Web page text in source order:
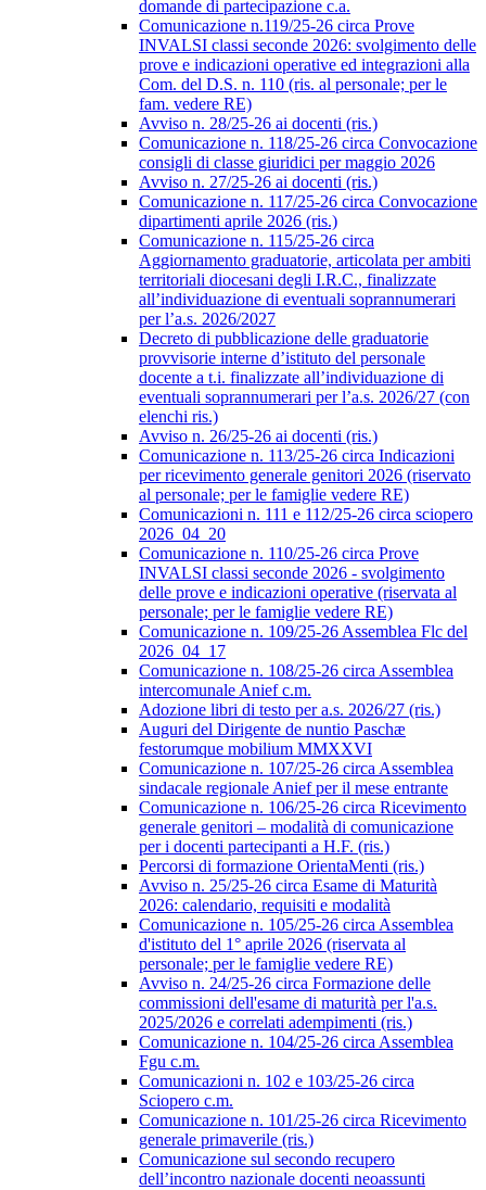
domande di partecipazione c.a.
Comunicazione n.119/25-26 circa Prove
INVALSI classi seconde 2026: svolgimento delle
prove e indicazioni operative ed integrazioni alla
Com. del D.S. n. 110 (ris. al personale; per le
fam. vedere RE)
Avviso n. 28/25-26 ai docenti (ris.)
Comunicazione n. 118/25-26 circa Convocazione
consigli di classe giuridici per maggio 2026
Avviso n. 27/25-26 ai docenti (ris.)
Comunicazione n. 117/25-26 circa Convocazione
dipartimenti aprile 2026 (ris.)
Comunicazione n. 115/25-26 circa
Aggiornamento graduatorie, articolata per ambiti
territoriali diocesani degli I.R.C., finalizzate
all’individuazione di eventuali soprannumerari
per l’a.s. 2026/2027
Decreto di pubblicazione delle graduatorie
provvisorie interne d’istituto del personale
docente a t.i. finalizzate all’individuazione di
eventuali soprannumerari per l’a.s. 2026/27 (con
elenchi ris.)
Avviso n. 26/25-26 ai docenti (ris.)
Comunicazione n. 113/25-26 circa Indicazioni
per ricevimento generale genitori 2026 (riservato
al personale; per le famiglie vedere RE)
Comunicazioni n. 111 e 112/25-26 circa sciopero
2026_04_20
Comunicazione n. 110/25-26 circa Prove
INVALSI classi seconde 2026 - svolgimento
delle prove e indicazioni operative (riservata al
personale; per le famiglie vedere RE)
Comunicazione n. 109/25-26 Assemblea Flc del
2026_04_17
Comunicazione n. 108/25-26 circa Assemblea
intercomunale Anief c.m.
Adozione libri di testo per a.s. 2026/27 (ris.)
Auguri del Dirigente de nuntio Paschæ
festorumque mobilium MMXXVI
Comunicazione n. 107/25-26 circa Assemblea
sindacale regionale Anief per il mese entrante
Comunicazione n. 106/25-26 circa Ricevimento
generale genitori – modalità di comunicazione
per i docenti partecipanti a H.F. (ris.)
Percorsi di formazione OrientaMenti (ris.)
Avviso n. 25/25-26 circa Esame di Maturità
2026: calendario, requisiti e modalità
Comunicazione n. 105/25-26 circa Assemblea
d'istituto del 1° aprile 2026 (riservata al
personale; per le famiglie vedere RE)
Avviso n. 24/25-26 circa Formazione delle
commissioni dell'esame di maturità per l'a.s.
2025/2026 e correlati adempimenti (ris.)
Comunicazione n. 104/25-26 circa Assemblea
Fgu c.m.
Comunicazioni n. 102 e 103/25-26 circa
Sciopero c.m.
Comunicazione n. 101/25-26 circa Ricevimento
generale primaverile (ris.)
Comunicazione sul secondo recupero
dell’incontro nazionale docenti neoassunti